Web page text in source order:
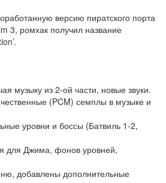
версию пиратского порта
3, ромхак получил название
музыку из 2-ой части, новые звуки.
(PCM) семплы в музыке и
уровни и боссы (Батвиль 1-2,
для Джима, фонов уровней,
добавлены дополнительные